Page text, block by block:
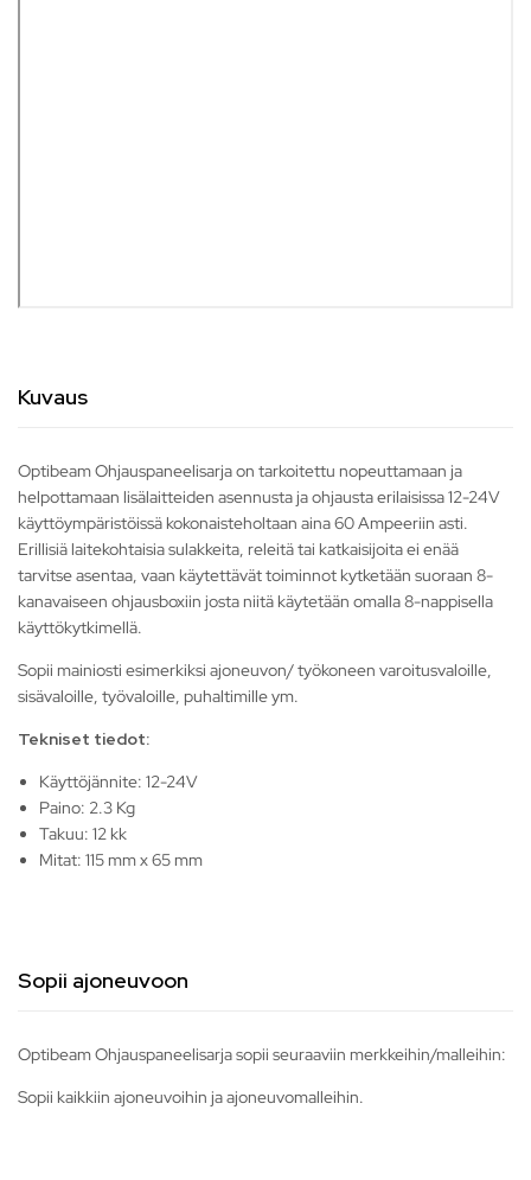
Kuvaus
Optibeam Ohjauspaneelisarja on tarkoitettu nopeuttamaan ja
helpottamaan lisälaitteiden asennusta ja ohjausta erilaisissa 12-24V
käyttöympäristöissä kokonaisteholtaan aina 60 Ampeeriin asti.
Erillisiä laitekohtaisia sulakkeita, releitä tai katkaisijoita ei enää
tarvitse asentaa, vaan käytettävät toiminnot kytketään suoraan 8-
kanavaiseen ohjausboxiin josta niitä käytetään omalla 8-nappisella
käyttökytkimellä.
Sopii mainiosti esimerkiksi ajoneuvon/ työkoneen varoitusvaloille,
sisävaloille, työvaloille, puhaltimille ym.
Tekniset tiedot:
Käyttöjännite: 12-24V
Paino: 2.3 Kg
Takuu: 12 kk
Mitat: 115 mm x 65 mm
Sopii ajoneuvoon
Optibeam Ohjauspaneelisarja sopii seuraaviin merkkeihin/malleihin:
Sopii kaikkiin ajoneuvoihin ja ajoneuvomalleihin.